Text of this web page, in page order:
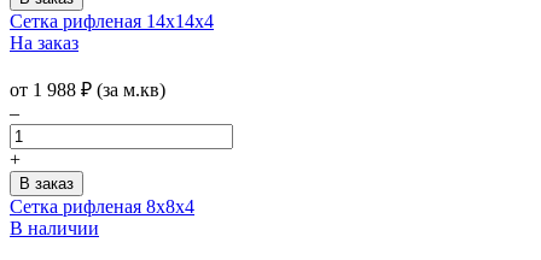
Сетка рифленая 14х14х4
На заказ
от 1 988 ₽ (за м.кв)
–
+
Сетка рифленая 8х8х4
В наличии